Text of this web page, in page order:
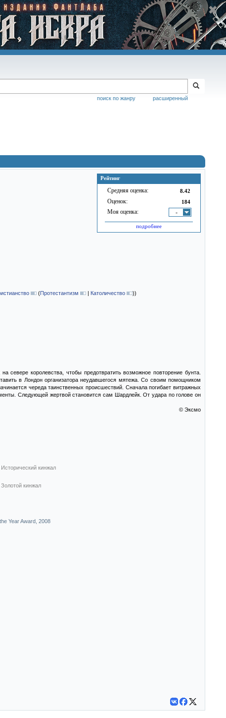
расширенный
поиск по жанру
Рейтинг
Средняя оценка: 8.42
Оценок: 184
Моя оценка: -
подробнее
(Протестантизм | Католичество ))
севере королевства, чтобы предотвратить возможное повторение бунта.
в Лондон организатора неудавшегося мятежа. Со своим помощником
череда таинственных происшествий. Сначала погибает витражных
Следующей жертвой становится сам Шардлейк. От удара по голове он
© Эксмо
Исторический кинжал
Золотой кинжал
Year Award, 2008